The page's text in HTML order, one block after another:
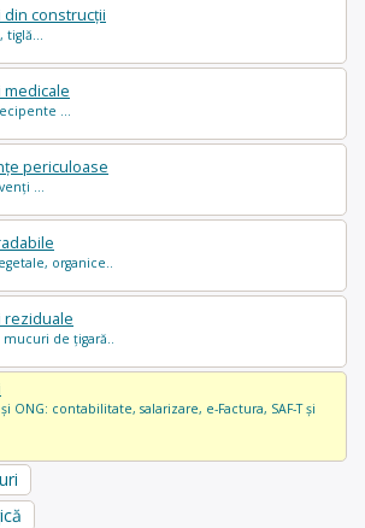
din construcții
medicale
...
periculoase
...
organice..
reziduale
de țigară..
ONG: contabilitate, salarizare, e-Factura, SAF-T și